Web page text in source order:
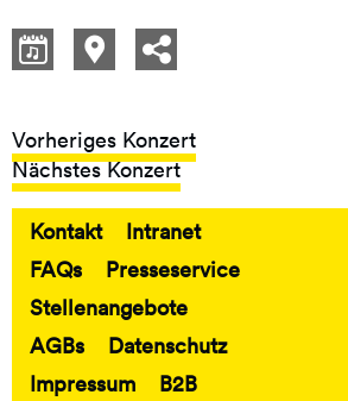
Vorheriges Konzert
Nächstes Konzert
Fußbereich
Kontakt
Intranet
FAQs
Presseservice
Stellenangebote
AGBs
Datenschutz
Impressum
B2B